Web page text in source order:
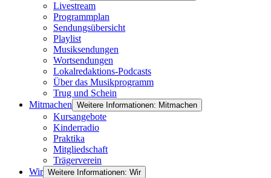
Livestream
Programmplan
Sendungsübersicht
Playlist
Musiksendungen
Wortsendungen
Lokalredaktions-Podcasts
Über das Musikprogramm
Trug und Schein
Mitmachen Weitere Informationen: Mitmachen
Kursangebote
Kinderradio
Praktika
Mitgliedschaft
Trägerverein
Wir Weitere Informationen: Wir